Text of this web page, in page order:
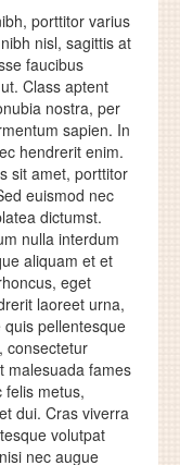
porttitor varius
nisl, sagittis at
faucibus
Class aptent
nostra, per
sapien. In
hendrerit enim.
sit amet, porttitor
euismod nec
dictumst.
nulla interdum
aliquam et et
eget
laoreet urna,
pellentesque
consectetur
malesuada fames
felis metus,
dui. Cras viverra
volutpat
nec augue